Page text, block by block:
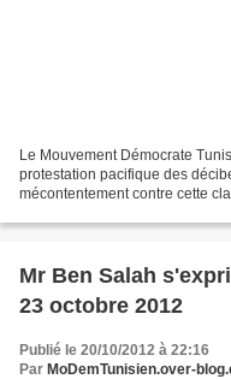
Le Mouvement Démocrate
protestation pacifique des
mécontentement contre cette
Mr Ben Salah
23 octobre 2012
Publié le 20/10/2012 à 22:16
Par MoDemTunisien.over-